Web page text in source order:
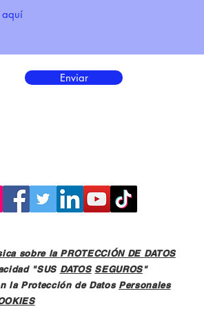
Enviar
sobre la PROTECCIÓN DE DATOS
"SUS DATOS SEGUROS"
la Protección de Datos Personales